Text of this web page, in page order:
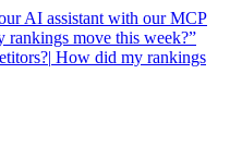
AI assistant with our MCP
move this week?”
How did my rankings